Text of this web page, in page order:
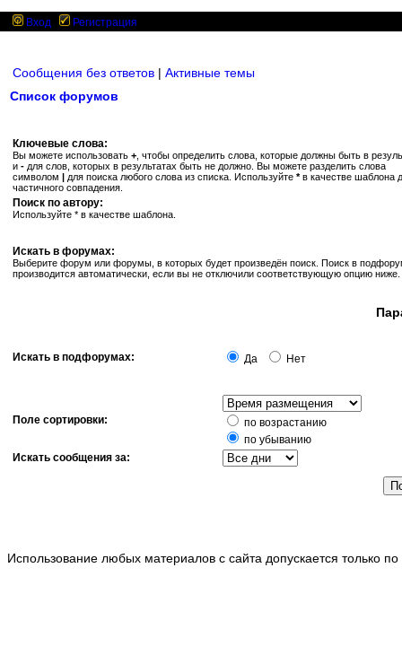
Вход Регистрация
Сообщения без ответов | Активные темы
Список форумов
Ключевые слова:
Вы можете использовать + , чтобы определить слова, которые должны быть в
и - для слов, которых в результатах быть не должно. Вы можете разделить слова
символом | для поиска любого слова из списка. Используйте *в качестве шаблона
частичного совпадения.
Поиск по автору:
Используйте * в качестве шаблона.
Искать в форумах:
Выберите форум или форумы, в которых будет произведён поиск. Поиск в
производится автоматически, если вы не отключили соответствующую опцию ниже.
Искать в подфорумах: Да Нет
Поле сортировки:
по возрастанию
по убыванию
Искать сообщения за:
Использование любых материалов с сайта допускается только